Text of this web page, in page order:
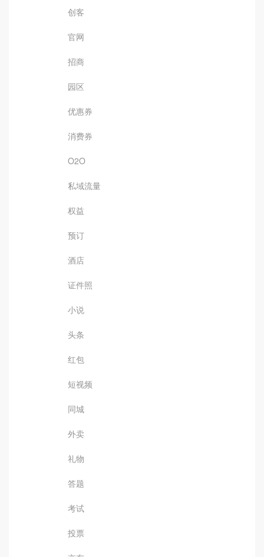
创客
官网
招商
园区
优惠券
消费券
O2O
私域流量
权益
预订
酒店
证件照
小说
头条
红包
短视频
同城
外卖
礼物
答题
考试
投票